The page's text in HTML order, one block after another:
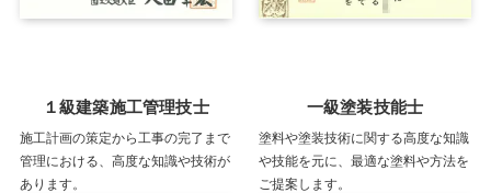
１級建築施工管理技士
施工計画の策定から工事の完了まで
管理における、高度な知識や技術が
あります。
一級塗装技能士
塗料や塗装技術に関する高度な知識
や技能を元に、最適な塗料や方法を
ご提案します。